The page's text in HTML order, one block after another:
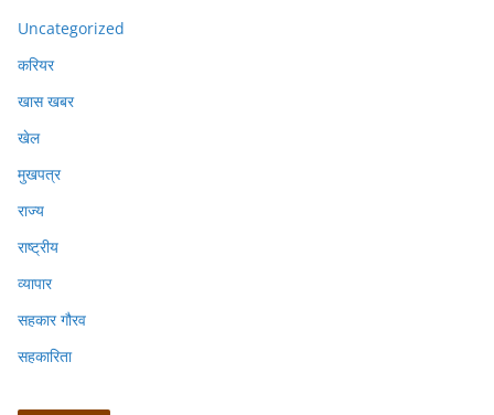
Uncategorized
करियर
खास खबर
खेल
मुखपत्र
राज्य
राष्ट्रीय
व्यापार
सहकार गौरव
सहकारिता